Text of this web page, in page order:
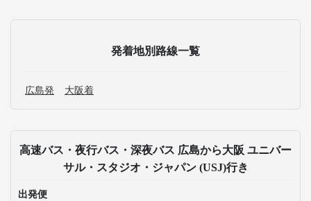
発着地別路線一覧
広島発 大阪着
高速バス・夜行バス・深夜バス 広島から大阪 ユニバー
サル・スタジオ・ジャパン (USJ)行き
出発便